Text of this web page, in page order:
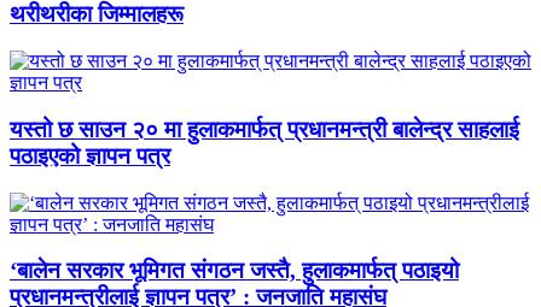
थरीथरीका जिम्मालहरू
यस्तो छ साउन २० मा हुलाकमार्फत् प्रधानमन्त्री बालेन्द्र साहलाई
पठाइएको ज्ञापन पत्र
‘बालेन सरकार भूमिगत संगठन जस्तै, हुलाकमार्फत् पठाइयो
प्रधानमन्त्रीलाई ज्ञापन पत्र’ : जनजाति महासंघ